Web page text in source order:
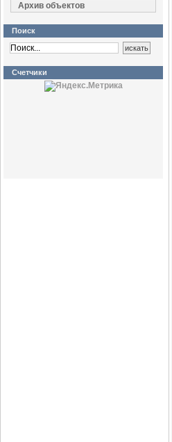
Архив объектов
Поиск
Счетчики